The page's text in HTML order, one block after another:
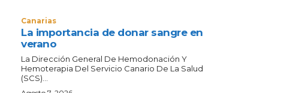
Canarias
La importancia de donar sangre en
verano
La Dirección General De Hemodonación Y
Hemoterapia Del Servicio Canario De La Salud
(SCS)...